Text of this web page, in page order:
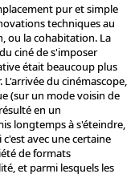
pur et simple
techniques au
ou la cohabitation. La
ciné de s'imposer
était beaucoup plus
du cinémascope,
(sur un mode voisin de
en un
longtemps à s'éteindre,
avec une certaine
de formats
et parmi lesquels les